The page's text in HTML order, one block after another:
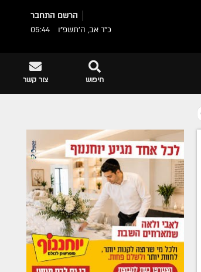
הרשם התחבר
כ"ד אב, ה׳תשפ״ו
05:44
צור קשר חיפוש